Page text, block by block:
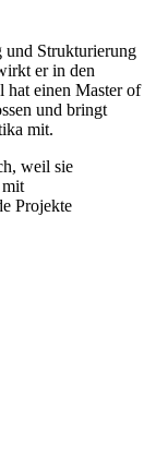
und Strukturierung
er in den
einen Master of
und bringt
mit.
weil sie
mit
Projekte